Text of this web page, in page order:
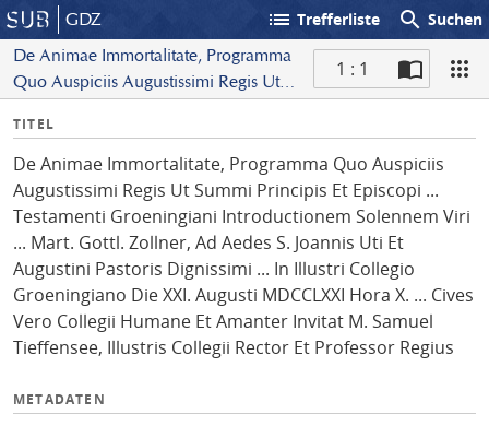
GDZ list Trefferliste search Suchen
De Animae Immortalitate, Programma
Quo Auspiciis Augustissimi Regis Ut
Testamenti Groeningiani
Introductionem Solennem Viri ... Mart.
Gottl. Zollner, Ad Aedes S. Joannis Uti
Et Augustini Pastoris Dignissimi ... In
Illustri Collegio Groeningiano Die XXI.
Augusti MDCCLXXI Hora X. ... Cives
Vero Collegii Humane Et Amanter
Invitat M. Samuel Tieffensee, Illustris
Collegii Rector Et Professor Regius
1 : 1
I
f
o
TITEL
De Animae Immortalitate, Programma Quo Auspiciis
Augustissimi Regis Ut Summi Principis Et Episcopi ...
Testamenti Groeningiani Introductionem Solennem Viri
... Mart. Gottl. Zollner, Ad Aedes S. Joannis Uti Et
Augustini Pastoris Dignissimi ... In Illustri Collegio
Groeningiano Die XXI. Augusti MDCCLXXI Hora X. ... Cives
Vero Collegii Humane Et Amanter Invitat M. Samuel
Tieffensee, Illustris Collegii Rector Et Professor Regius
METADATEN